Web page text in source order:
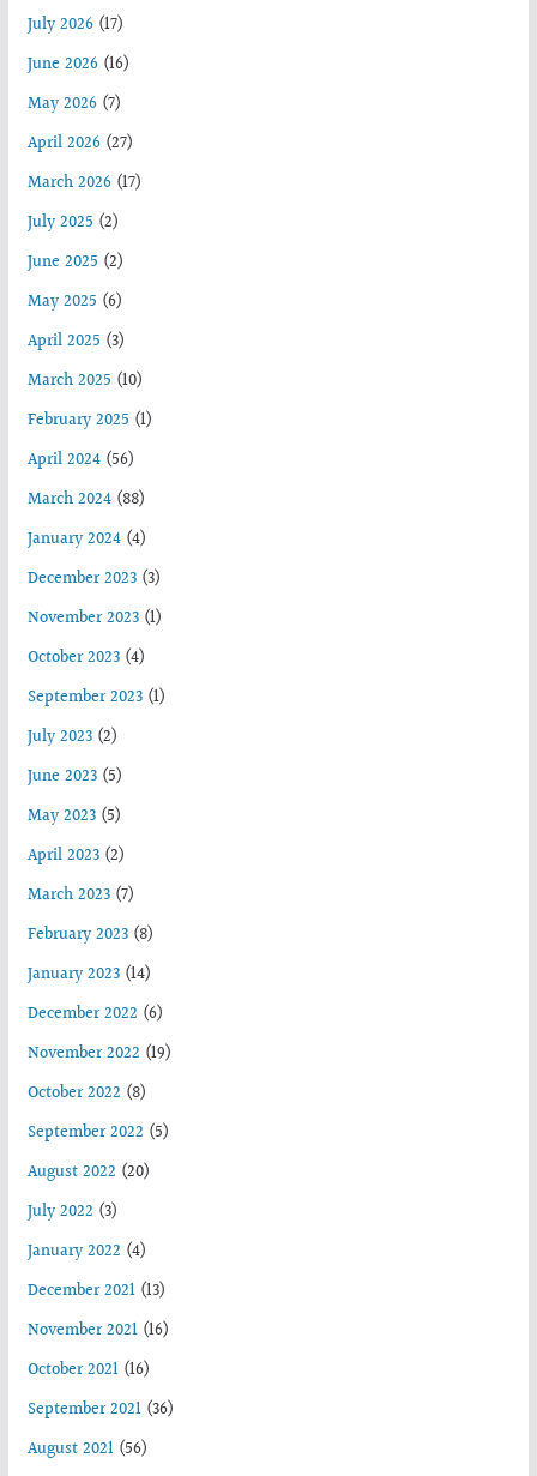
July 2026(17)
June 2026(16)
May 2026(7)
April 2026(27)
March 2026(17)
July 2025 (2)
June 2025 (2)
May 2025 (6)
April 2025 (3)
March 2025 (10)
February 2025 (1)
April 2024(56)
March 2024(88)
January 2024(4)
December 2023(3)
November 2023(1)
October 2023(4)
September 2023(1)
July 2023(2)
June 2023(5)
May 2023(5)
April 2023(2)
March 2023(7)
February 2023(8)
January 2023(14)
December 2022 (6)
November 2022 (19)
October 2022 (8)
September 2022 (5)
August 2022 (20)
July 2022 (3)
January 2022 (4)
December 2021(13)
November 2021(16)
October 2021(16)
September 2021(36)
August 2021(56)